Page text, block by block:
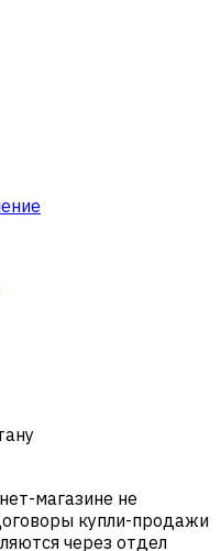
магазине не
купли-продажи
через отдел